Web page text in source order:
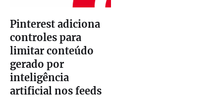
Pinterest adiciona
controles para
limitar conteúdo
gerado por
inteligência
artificial nos feeds